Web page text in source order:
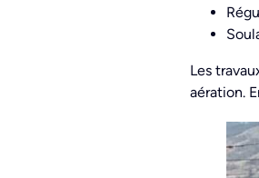
Les
aération.